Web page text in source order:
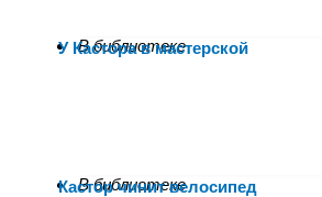
В библиотеке
У Кастора в мастерской
В библиотеке
Кастор чинит велосипед